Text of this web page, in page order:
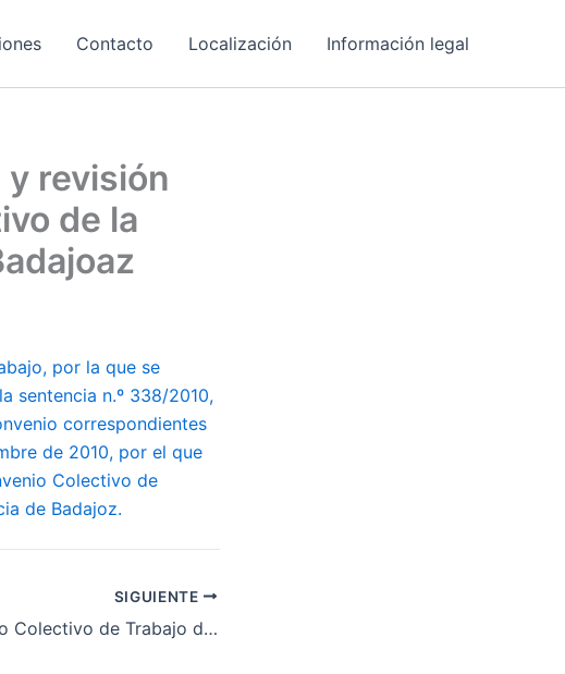
Contacto Localización Información legal
revisión
de la
por la que se
sentencia n.º 338/2010,
correspondientes
de 2010, por el que
Colectivo de
de Badajoz.
SIGUIENTE
Convenio Colectivo de Trabajo de las industrias siderometalúrgicas de la provincia de Badajoz. Acuerdos relativos al calendario laboral para 2011